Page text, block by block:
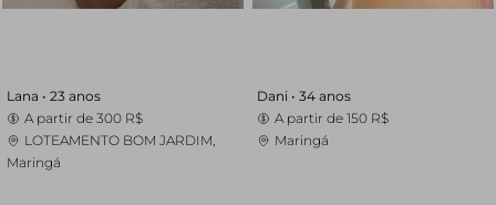
Lana • 23 anos
A partir de 300 R$
LOTEAMENTO BOM JARDIM,
Maringá
Dani • 34 anos
A partir de 150 R$
Maringá